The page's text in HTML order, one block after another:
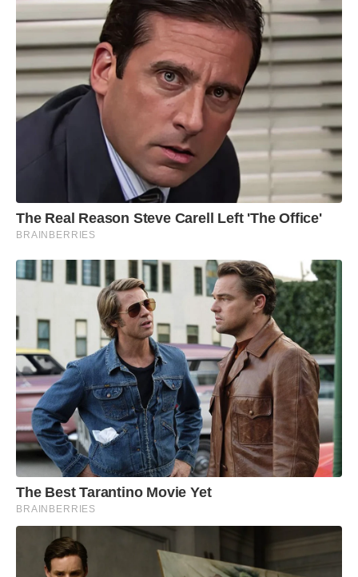
The Real Reason Steve Carell Left 'The Office'
BRAINBERRIES
The Best Tarantino Movie Yet
BRAINBERRIES